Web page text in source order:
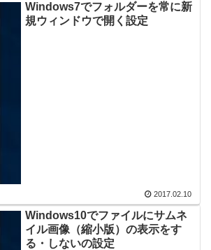
Windows7でフォルダーを常に新
規ウィンドウで開く設定
2017.02.10
Windows10でファイルにサムネ
イル画像（縮小版）の表示をす
る・しないの設定